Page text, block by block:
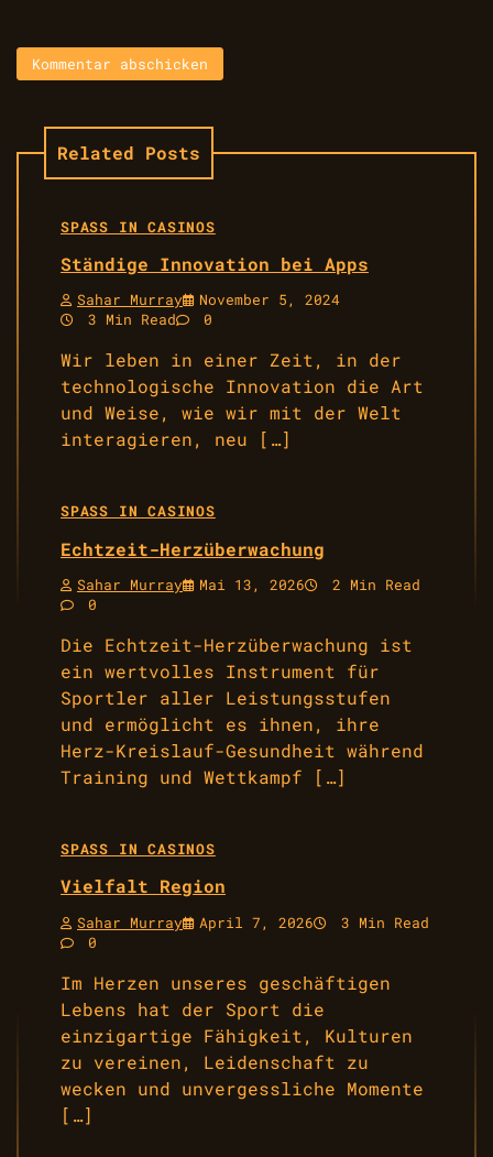
Related Posts
SPASS IN CASINOS
Ständige Innovation bei Apps
Sahar Murray
November 5, 2024
3 Min Read
0
Wir leben in einer Zeit, in der
technologische Innovation die Art
und Weise, wie wir mit der Welt
interagieren, neu […]
SPASS IN CASINOS
Echtzeit-Herzüberwachung
Sahar Murray Mai 13, 2026
2 Min Read
0
Die Echtzeit-Herzüberwachung ist
ein wertvolles Instrument für
Sportler aller Leistungsstufen
und ermöglicht es ihnen, ihre
Herz-Kreislauf-Gesundheit während
Training und Wettkampf […]
SPASS IN CASINOS
Vielfalt Region
Sahar Murray April 7, 2026
3 Min Read
0
Im Herzen unseres geschäftigen
Lebens hat der Sport die
einzigartige Fähigkeit, Kulturen
zu vereinen, Leidenschaft zu
wecken und unvergessliche Momente
[…]